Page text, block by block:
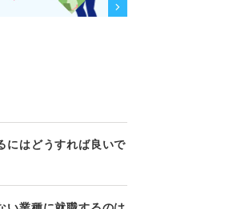
にはどうすれば良いで